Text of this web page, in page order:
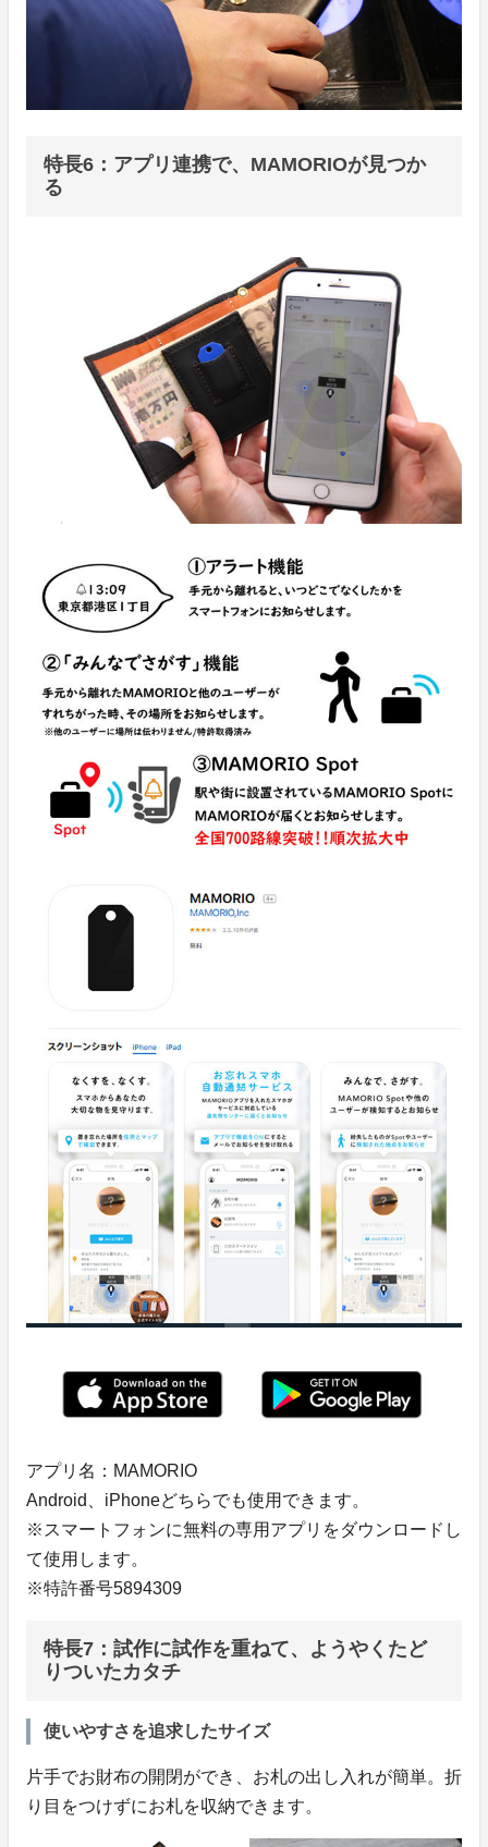
特長6：アプリ連携で、MAMORIOが見つか
る
アプリ名：MAMORIO
Android、iPhoneどちらでも使用できます。
※スマートフォンに無料の専用アプリをダウンロードし
て使用します。
※特許番号5894309
特長7：試作に試作を重ねて、ようやくたど
りついたカタチ
使いやすさを追求したサイズ
片手でお財布の開閉ができ、お札の出し入れが簡単。折
り目をつけずにお札を収納できます。